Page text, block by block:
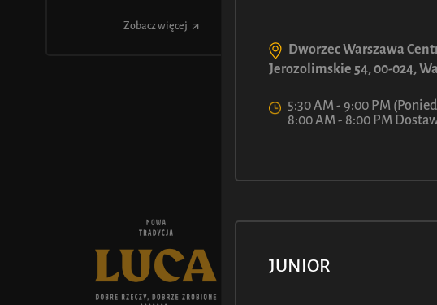
Zobacz więcej
O NAS
Historia LUCA
Dworzec Warszawa
Jerozolimskie 54, 00-024,
5:30 AM - 9:00 PM
8:00 AM - 8:00 PM
JUNIOR